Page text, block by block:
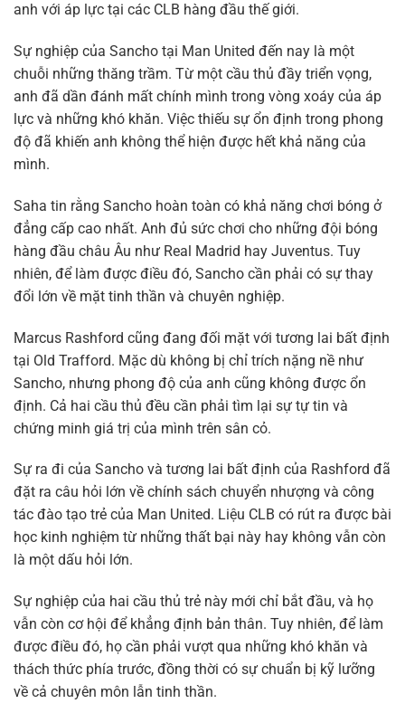
anh với áp lực tại các CLB hàng đầu thế giới.
Sự nghiệp của Sancho tại Man United đến nay là một
chuỗi những thăng trầm. Từ một cầu thủ đầy triển vọng,
anh đã dần đánh mất chính mình trong vòng xoáy của áp
lực và những khó khăn. Việc thiếu sự ổn định trong phong
độ đã khiến anh không thể hiện được hết khả năng của
mình.
Saha tin rằng Sancho hoàn toàn có khả năng chơi bóng ở
đẳng cấp cao nhất. Anh đủ sức chơi cho những đội bóng
hàng đầu châu Âu như Real Madrid hay Juventus. Tuy
nhiên, để làm được điều đó, Sancho cần phải có sự thay
đổi lớn về mặt tinh thần và chuyên nghiệp.
Marcus Rashford cũng đang đối mặt với tương lai bất định
tại Old Trafford. Mặc dù không bị chỉ trích nặng nề như
Sancho, nhưng phong độ của anh cũng không được ổn
định. Cả hai cầu thủ đều cần phải tìm lại sự tự tin và
chứng minh giá trị của mình trên sân cỏ.
Sự ra đi của Sancho và tương lai bất định của Rashford đã
đặt ra câu hỏi lớn về chính sách chuyển nhượng và công
tác đào tạo trẻ của Man United. Liệu CLB có rút ra được bài
học kinh nghiệm từ những thất bại này hay không vẫn còn
là một dấu hỏi lớn.
Sự nghiệp của hai cầu thủ trẻ này mới chỉ bắt đầu, và họ
vẫn còn cơ hội để khẳng định bản thân. Tuy nhiên, để làm
được điều đó, họ cần phải vượt qua những khó khăn và
thách thức phía trước, đồng thời có sự chuẩn bị kỹ lưỡng
về cả chuyên môn lẫn tinh thần.